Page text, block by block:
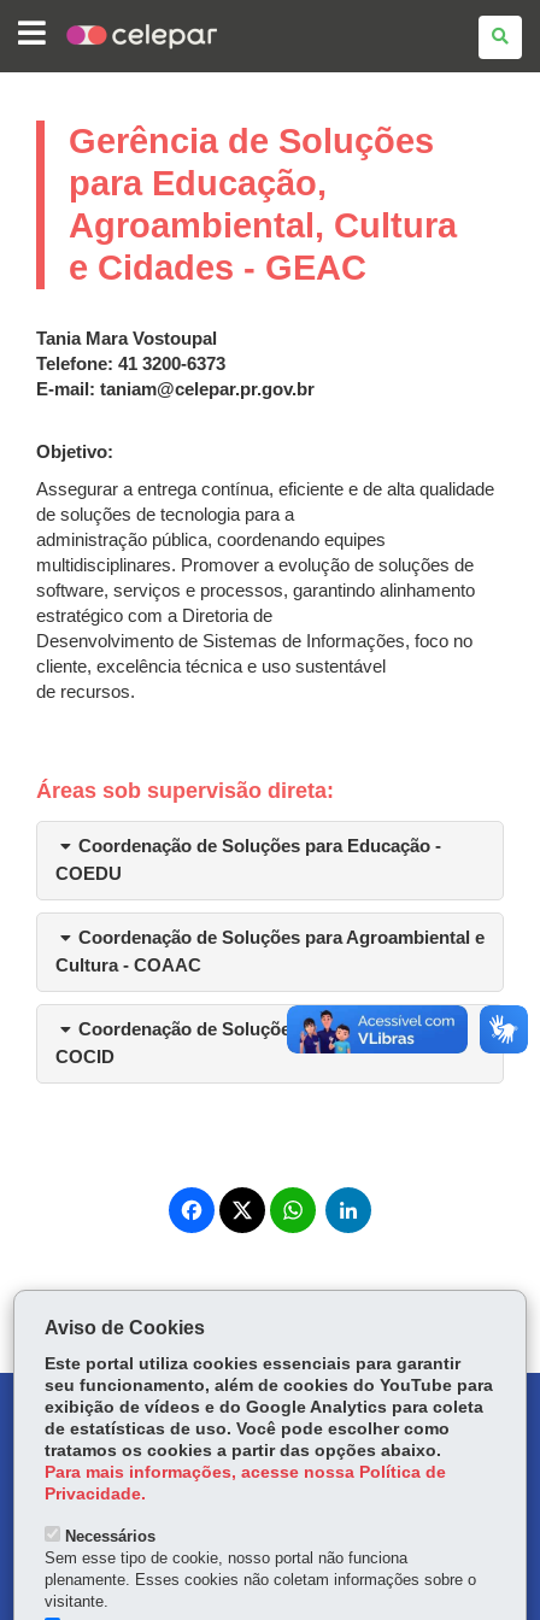
COMPANHIA
DE
COMUNICAÇÃO
DO
CELEPAR
Gerência de Soluções
para Educação,
Agroambiental, Cultura
e Cidades - GEAC
Tania Mara Vostoupal
Telefone: 41 3200-6373
E-mail: taniam@celepar.pr.gov.br
Objetivo:
Assegurar a entrega contínua, eficiente e de alta qualidade
de soluções de tecnologia para a
administração pública, coordenando equipes
multidisciplinares. Promover a evolução de soluções de
software, serviços e processos, garantindo alinhamento
estratégico com a Diretoria de
Desenvolvimento de Sistemas de Informações, foco no
cliente, excelência técnica e uso sustentável
de recursos.
Áreas sob supervisão direta:
Coordenação de Soluções para Educação -
COEDU
Coordenação de Soluções para Agroambiental e
Cultura - COAAC
Coordenação de Soluções para Cidades -
COCID
Fa
ce
ok
itt
W
ha
Ap
In
MAPA DO SITE
DENUNCIE CORRUPÇÃO
OUVIDORIA
Aviso de Cookies
Este portal utiliza cookies essenciais para garantir
seu funcionamento, além de cookies do YouTube para
exibição de vídeos e do Google Analytics para coleta
de estatísticas de uso. Você pode escolher como
tratamos os cookies a partir das opções abaixo.
Para mais informações, acesse nossa Política de
Privacidade.
Necessários
Sem esse tipo de cookie, nosso portal não funciona
plenamente. Esses cookies não coletam informações sobre o
visitante.